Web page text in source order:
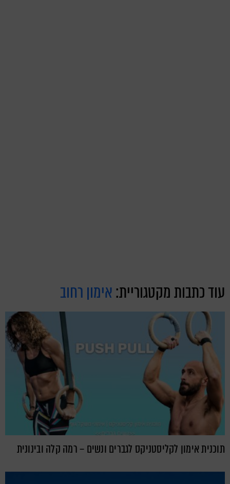
עוד כתבות מקטגוריית:אימון רחוב
תוכנית אימון לקליסטניקס לגברים ונשים – רמה קלה ובינונית